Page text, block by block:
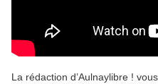
La rédaction d’Aulnaylibre !